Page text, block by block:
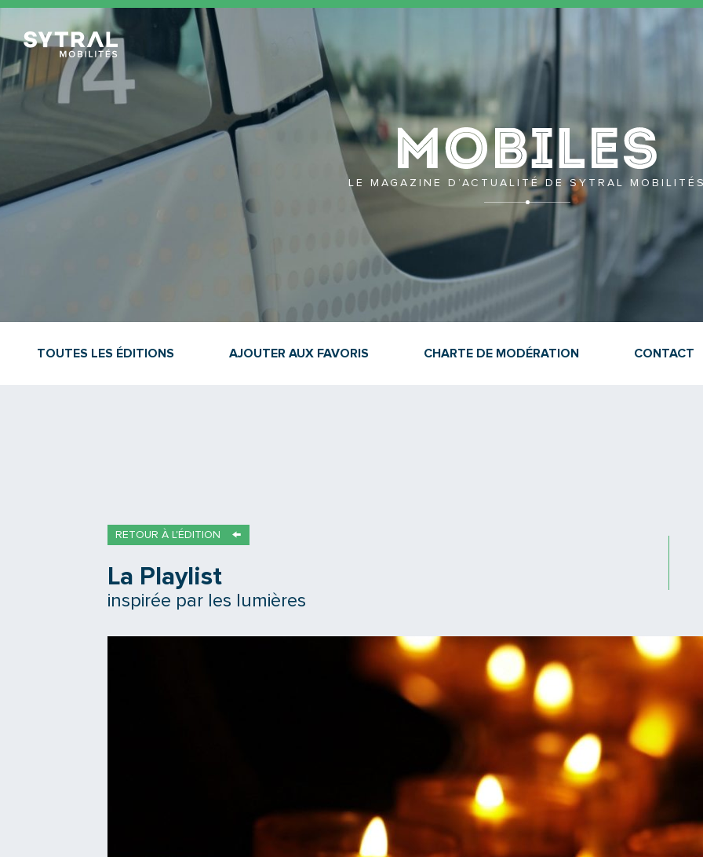
TCL Sytral
LE MAGAZINE D’ACTUALITÉ DE SYTRAL MOBILITÉS
TOUTES LES ÉDITIONS AJOUTER AUX FAVORIS CHARTE DE MODÉRATION CONTACT
RETOUR À L'ÉDITION
La Playlist
inspirée par les lumières